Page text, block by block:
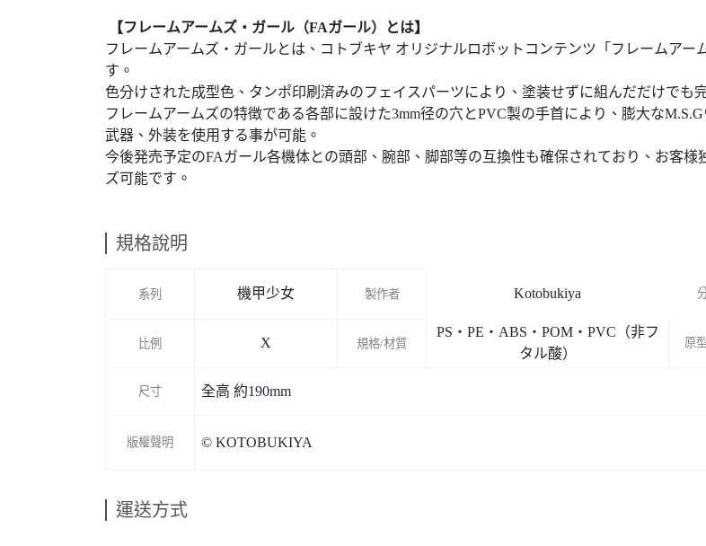
【フレームアームズ・ガール（FAガール）とは】
フレームアームズ・ガールとは、コトブキヤ オリジナルロボットコンテンツ「フレームア
す。
色分けされた成型色、タンポ印刷済みのフェイスパーツにより、塗装せずに組んだだけでも
フレームアームズの特徴である各部に設けた3mm径の穴とPVC製の手首により、膨大な
武器、外装を使用する事が可能。
今後発売予定のFAガール各機体との頭部、腕部、脚部等の互換性も確保されており、お客
ズ可能です。
規格說明
系列 機甲少女 製作者 Kotobukiya
比例 X 規格/材質
PS・PE・ABS・POM・PVC（非フ
タル酸）
原
尺寸 全高 約190mm
版權聲明 © KOTOBUKIYA
運送方式